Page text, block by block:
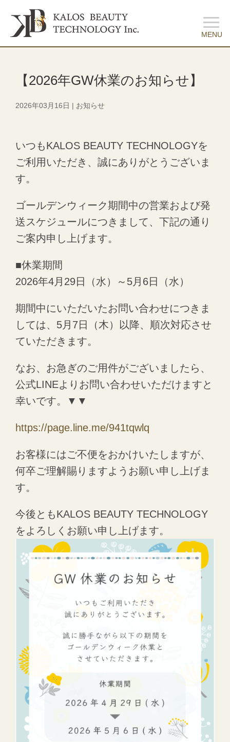
【2026年GW休業のお知らせ】
2026年03月16日 | お知らせ
いつもKALOS BEAUTY TECHNOLOGYを
ご利用いただき、誠にありがとうございま
す。
ゴールデンウィーク期間中の営業および発
送スケジュールにつきまして、下記の通り
ご案内申し上げます。
■休業期間
2026年4月29日（水）～5月6日（水）
期間中にいただいたお問い合わせにつきま
しては、5月7日（木）以降、順次対応させ
ていただきます。
なお、お急ぎのご用件がございましたら、
公式LINEよりお問い合わせいただけますと
幸いです。▼▼
https://page.line.me/941tqwlq
お客様にはご不便をおかけいたしますが、
何卒ご理解賜りますようお願い申し上げま
す。
今後ともKALOS BEAUTY TECHNOLOGY
をよろしくお願い申し上げます。